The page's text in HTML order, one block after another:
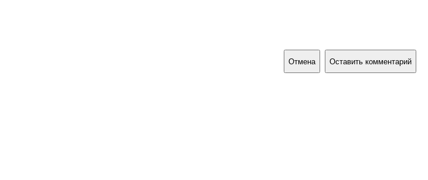
Отмена Оставить комментарий